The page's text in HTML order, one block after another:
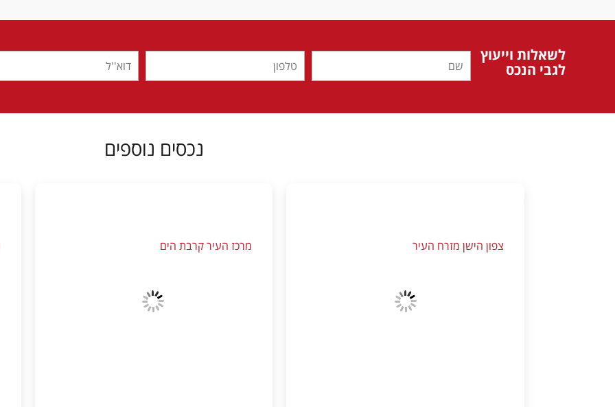
לשאלות וייעוץ
לגבי הנכס
נכסים נוספים
צפון הישן מזרח העיר מרכז העיר קרבת הים